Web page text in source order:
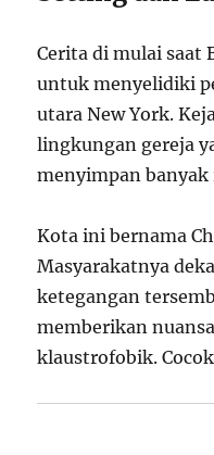
Cerita di mulai saat
untuk menyelidiki
utara New York.
lingkungan gereja
menyimpan banyak
Kota ini bernama
Masyarakatnya
ketegangan
memberikan
klaustrofobik.